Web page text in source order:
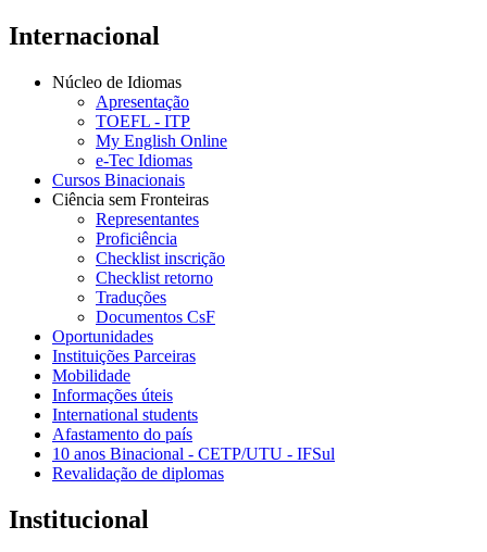
Internacional
Núcleo de Idiomas
Apresentação
TOEFL - ITP
My English Online
e-Tec Idiomas
Cursos Binacionais
Ciência sem Fronteiras
Representantes
Proficiência
Checklist inscrição
Checklist retorno
Traduções
Documentos CsF
Oportunidades
Instituições Parceiras
Mobilidade
Informações úteis
International students
Afastamento do país
10 anos Binacional - CETP/UTU - IFSul
Revalidação de diplomas
Institucional